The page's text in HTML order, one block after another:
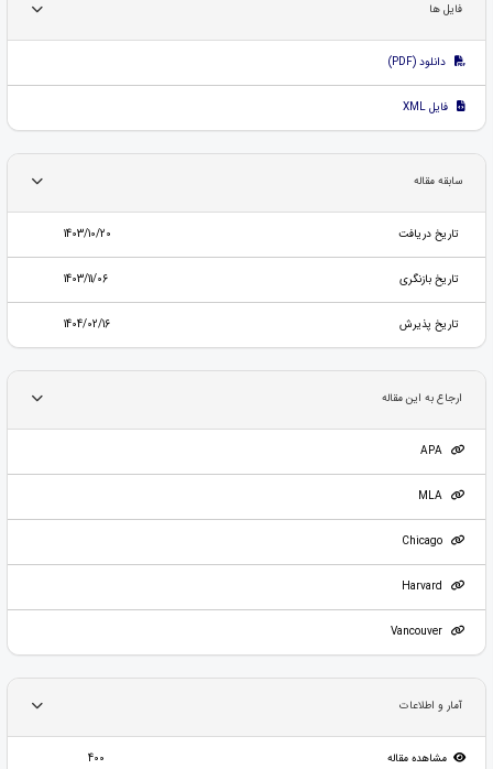
فایل ها
دانلود (PDF)
فایل XML
سابقه مقاله
تاریخ دریافت 1403/10/20
تاریخ بازنگری 1403/11/06
تاریخ پذیرش 1404/02/16
ارجاع به این مقاله
APA
MLA
Chicago
Vancouver
آمار و اطلاعات
مشاهده مقاله 400